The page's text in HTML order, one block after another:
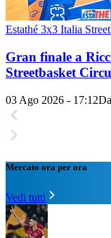
Estathé 3x3 Italia
Gran finale a
Streetbasket
03 Ago 2026 - 17:12
Mercato ora per ora
Vedi tutti